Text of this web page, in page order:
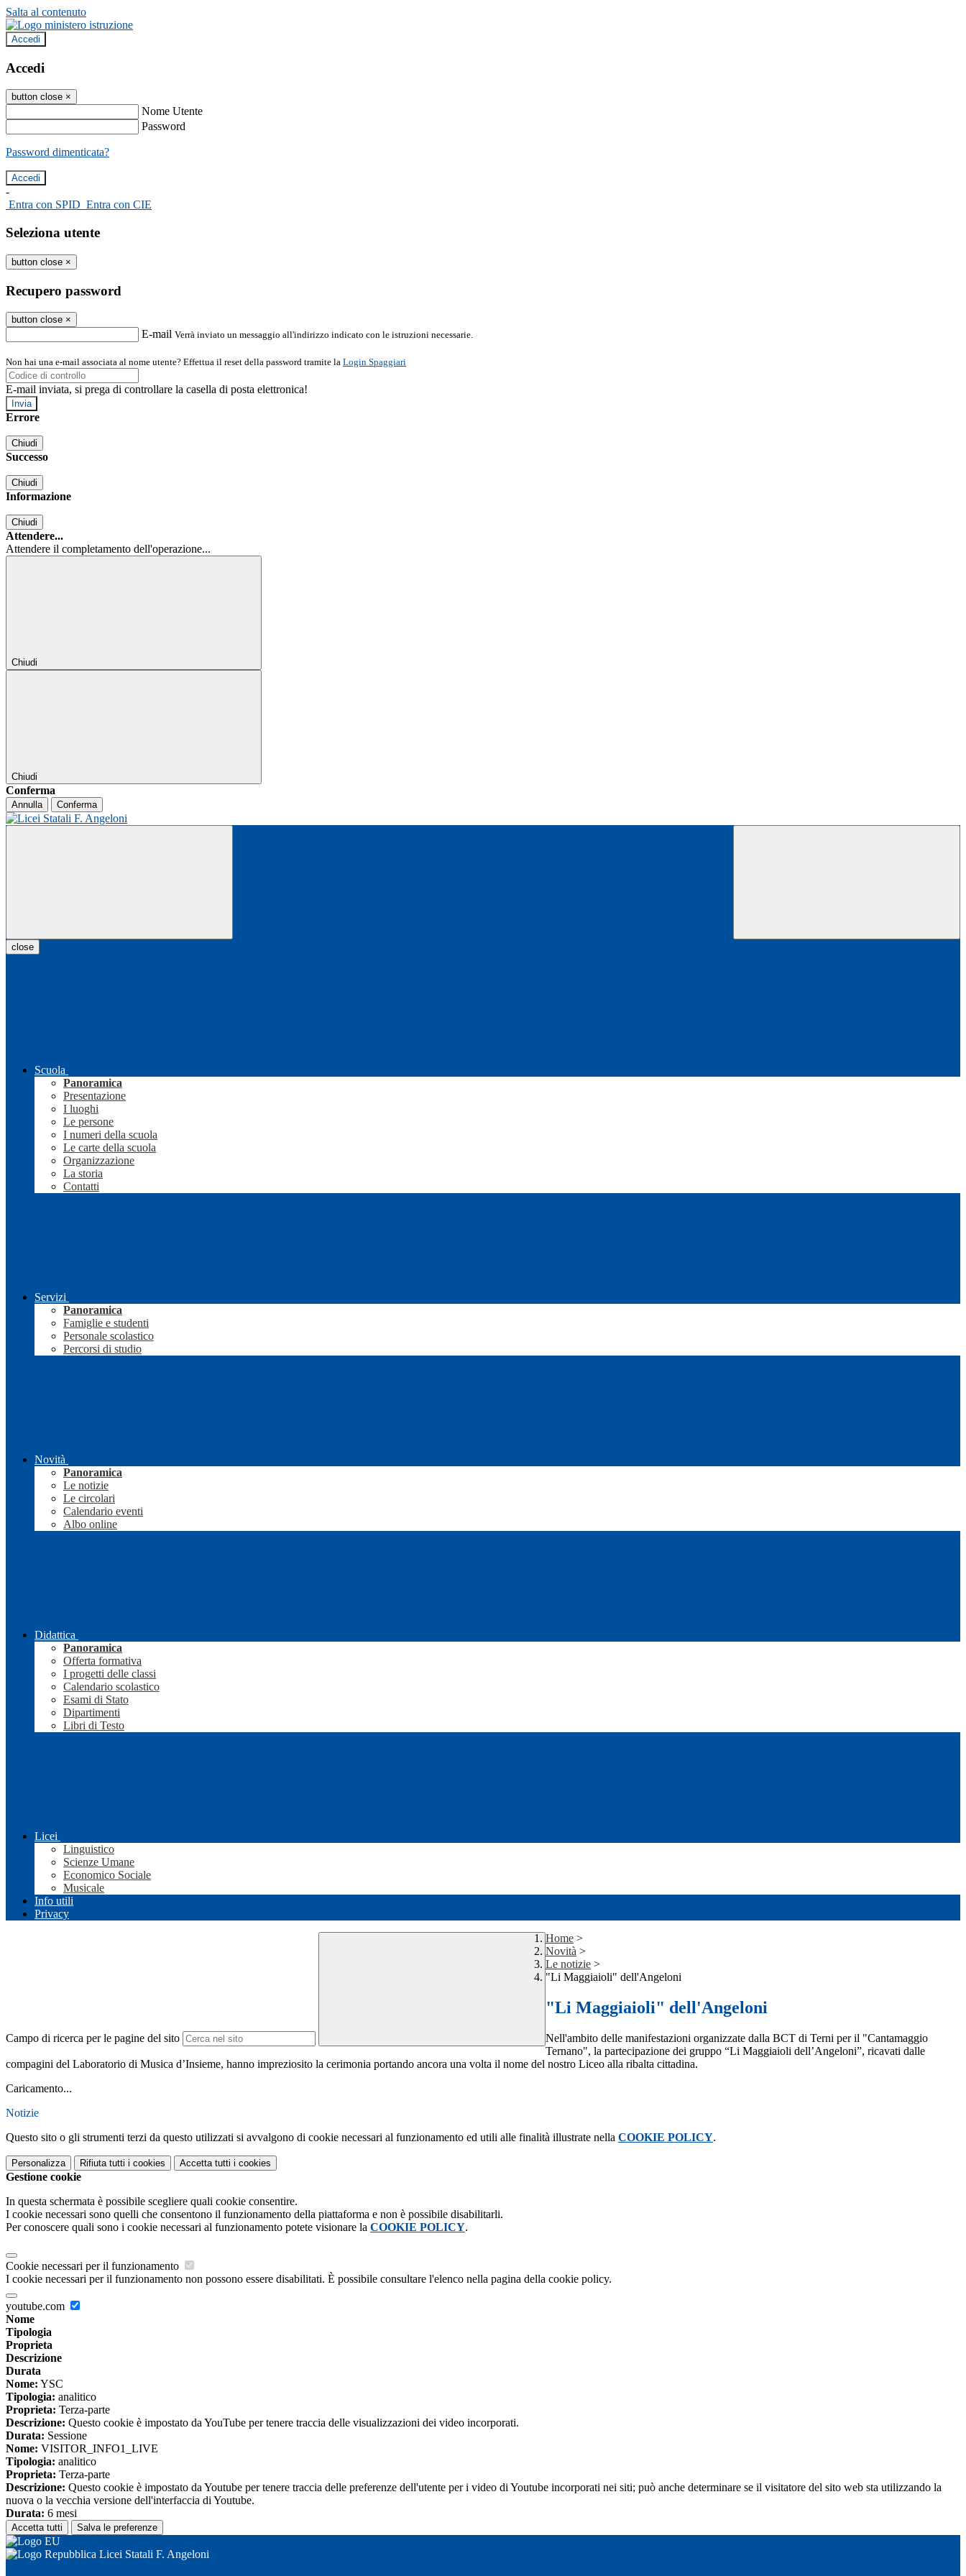
Salta al contenuto
Accedi
Accedi
button close ×
Nome Utente
Password
Password dimenticata?
-
Entra con SPID Entra con CIE
Seleziona utente
button close ×
Recupero password
button close ×
E-mail Verrà inviato un messaggio all'indirizzo indicato con le istruzioni necessarie.
Non hai una e-mail associata al nome utente? Effettua il reset della password tramite la Login Spaggiari
E-mail inviata, si prega di controllare la casella di posta elettronica!
Errore
Chiudi
Successo
Chiudi
Informazione
Chiudi
Attendere...
Attendere il completamento dell'operazione...
Chiudi
Chiudi
Conferma
Annulla Conferma
close
Scuola
Panoramica
Presentazione
I luoghi
Le persone
I numeri della scuola
Le carte della scuola
Organizzazione
La storia
Contatti
Servizi
Panoramica
Famiglie e studenti
Personale scolastico
Percorsi di studio
Novità
Panoramica
Le notizie
Le circolari
Calendario eventi
Albo online
Didattica
Panoramica
Offerta formativa
I progetti delle classi
Calendario scolastico
Esami di Stato
Dipartimenti
Libri di Testo
Licei
Linguistico
Scienze Umane
Economico Sociale
Musicale
Info utili
Privacy
Campo di ricerca per le pagine del sito
Home >
Novità >
Le notizie >
"Li Maggiaioli" dell'Angeloni
"Li Maggiaioli" dell'Angeloni
Nell'ambito delle manifestazioni organizzate dalla BCT di Terni per il "Cantamaggio
Ternano", la partecipazione dei gruppo “Li Maggiaioli dell’Angeloni”, ricavati dalle
compagini del Laboratorio di Musica d’Insieme, hanno impreziosito la cerimonia portando ancora una volta il nome del nostro Liceo alla ribalta cittadina.
Caricamento...
Notizie
Questo sito o gli strumenti terzi da questo utilizzati si avvalgono di cookie necessari al funzionamento ed utili alle finalità illustrate nella COOKIE POLICY.
Personalizza Rifiuta tutti i cookies Accetta tutti i cookies
Gestione cookie
In questa schermata è possibile scegliere quali cookie consentire.
I cookie necessari sono quelli che consentono il funzionamento della piattaforma e non è possibile disabilitarli.
Per conoscere quali sono i cookie necessari al funzionamento potete visionare la COOKIE POLICY.
Cookie necessari per il funzionamento
I cookie necessari per il funzionamento non possono essere disabilitati. È possibile consultare l'elenco nella pagina della cookie policy.
youtube.com
Nome
Tipologia
Proprieta
Descrizione
Durata
Nome: YSC
Tipologia: analitico
Proprieta: Terza-parte
Descrizione: Questo cookie è impostato da YouTube per tenere traccia delle visualizzazioni dei video incorporati.
Durata: Sessione
Nome: VISITOR_INFO1_LIVE
Tipologia: analitico
Proprieta: Terza-parte
Descrizione: Questo cookie è impostato da Youtube per tenere traccia delle preferenze dell'utente per i video di Youtube incorporati nei siti; può anche determinare se il visitatore del sito web sta utilizzando la
nuova o la vecchia versione dell'interfaccia di Youtube.
Durata: 6 mesi
Accetta tutti Salva le preferenze
Licei Statali F. Angeloni